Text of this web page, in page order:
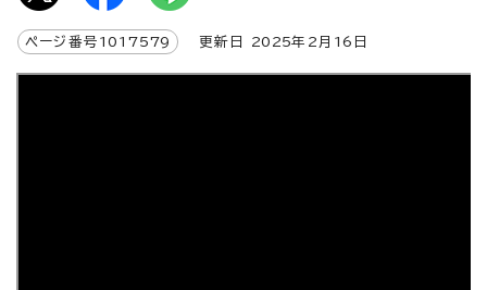
ページ番号 1017579 更新日 2025年2月 16 日